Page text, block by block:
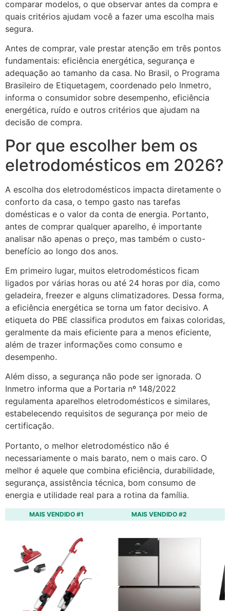
comparar modelos, o que observar antes da compra e
quais critérios ajudam você a fazer uma escolha mais
segura.
Antes de comprar, vale prestar atenção em três pontos
fundamentais: eficiência energética, segurança e
adequação ao tamanho da casa. No Brasil, o Programa
Brasileiro de Etiquetagem, coordenado pelo Inmetro,
informa o consumidor sobre desempenho, eficiência
energética, ruído e outros critérios que ajudam na
decisão de compra.
Por que escolher bem os
eletrodomésticos em 2026?
A escolha dos eletrodomésticos impacta diretamente o
conforto da casa, o tempo gasto nas tarefas
domésticas e o valor da conta de energia. Portanto,
antes de comprar qualquer aparelho, é importante
analisar não apenas o preço, mas também o custo-
benefício ao longo dos anos.
Em primeiro lugar, muitos eletrodomésticos ficam
ligados por várias horas ou até 24 horas por dia, como
geladeira, freezer e alguns climatizadores. Dessa forma,
a eficiência energética se torna um fator decisivo. A
etiqueta do PBE classifica produtos em faixas coloridas,
geralmente da mais eficiente para a menos eficiente,
além de trazer informações como consumo e
desempenho.
Além disso, a segurança não pode ser ignorada. O
Inmetro informa que a Portaria nº 148/2022
regulamenta aparelhos eletrodomésticos e similares,
estabelecendo requisitos de segurança por meio de
certificação.
Portanto, o melhor eletrodoméstico não é
necessariamente o mais barato, nem o mais caro. O
melhor é aquele que combina eficiência, durabilidade,
segurança, assistência técnica, bom consumo de
energia e utilidade real para a rotina da família.
MAIS VENDIDO #1 MAIS VENDIDO #2